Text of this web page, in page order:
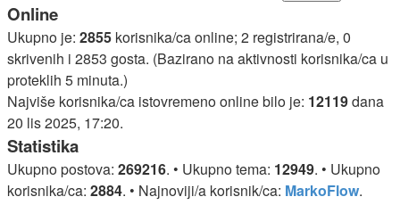
Online
Ukupno je: 2855 korisnika/ca online; 2 registrirana/e, 0
skrivenih i 2853 gosta. (Bazirano na aktivnosti korisnika/ca u
proteklih 5 minuta.)
Najviše korisnika/ca istovremeno online bilo je: 12119dana
20 lis 2025, 17:20.
Statistika
Ukupno postova: 269216. • Ukupno tema: 12949. • Ukupno
korisnika/ca: 2884. • Najnoviji/a korisnik/ca: MarkoFlow.